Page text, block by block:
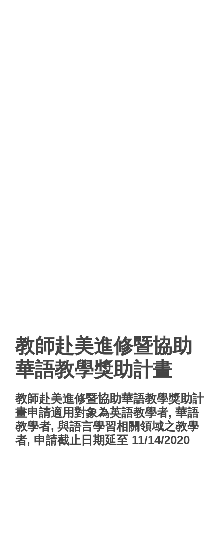
教師赴美進修暨協助
華語教學獎助計畫
教師赴美進修暨協助華語教學獎助計
畫申請適用對象為英語教學者, 華語
教學者, 與語言學習相關領域之教學
者, 申請截止日期延至 11/14/2020